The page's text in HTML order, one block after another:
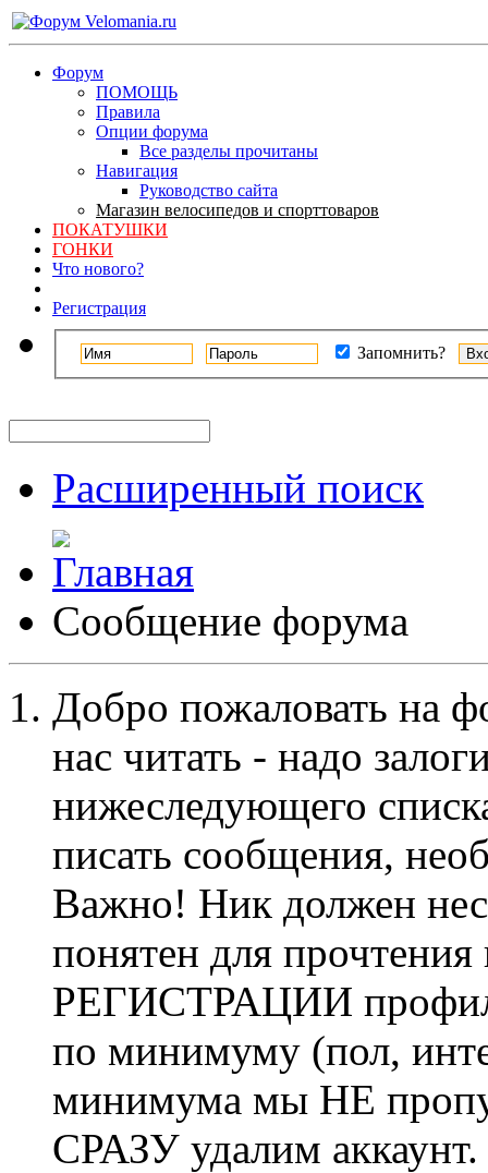
Форум
ПОМОЩЬ
Правила
Опции форума
Все разделы прочитаны
Навигация
Руководство сайта
Магазин велосипедов и спорттоваров
ПОКАТУШКИ
ГОНКИ
Что нового?
Регистрация
Запомнить?
Расширенный поиск
Сообщение форума
Добро пожаловать на
нас читать - надо
нижеследующего
писать сообщения,
Важно! Ник должен
понятен для
РЕГИСТРАЦИИ профиль
по минимуму (пол,
минимума мы НЕ
СРАЗУ удалим